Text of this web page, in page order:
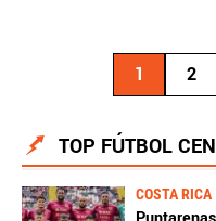
1 2
TOP FÚTBOL
COSTA RICA